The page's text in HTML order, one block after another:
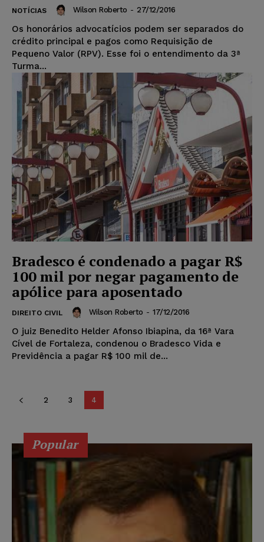
NOTÍCIAS Wilson Roberto - 27/12/2016
Os honorários advocatícios podem ser separados do
crédito principal e pagos como Requisição de
Pequeno Valor (RPV). Esse foi o entendimento da 3ª
Turma...
Bradesco é condenado a pagar R$
100 mil por negar pagamento de
apólice para aposentado
DIREITO CIVIL Wilson Roberto - 17/12/2016
O juiz Benedito Helder Afonso Ibiapina, da 16ª Vara
Cível de Fortaleza, condenou o Bradesco Vida e
Previdência a pagar R$ 100 mil de...
2 3 4
Popular